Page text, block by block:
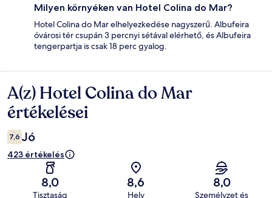
Milyen környéken van Hotel Colina do Mar?
Hotel Colina do Mar elhelyezkedése nagyszerű. Albufeira
óvárosi tér csupán 3 percnyi sétával elérhető, és Albufeira
tengerpartja is csak 18 perc gyalog.
Értékelések
A(z) Hotel Colina do Mar
értékelései
7,6 Jó
423 értékelés
8,0
Tisztaság
8,6
Hely
8,0
Személyzet és